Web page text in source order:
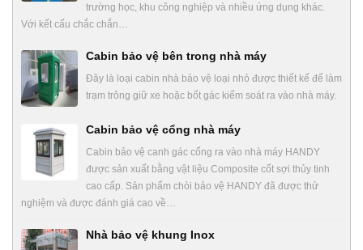
trường học, khu công nghiệp và nhiều ứng dụng khác.
Với kết cấu chắc chắn…
Cabin bảo vệ bên trong nhà máy
Đây là loại cabin nhà bảo vệ loại nhỏ được thiết kế để làm
trạm trông giữ xe hoặc bốt gác kiểm soát ra vào nhà máy.
Cabin bảo vệ cổng nhà máy
Cabin bảo vệ canh gác cổng ra vào nhà máy HANDY
được sản xuất bằng vật liệu Composite cốt sợi thủy tinh
cao cấp. Sản phẩm chòi bảo vệ HANDY đã được thử
nghiệm và được đánh giá cao về…
Nhà bảo vệ khung Inox